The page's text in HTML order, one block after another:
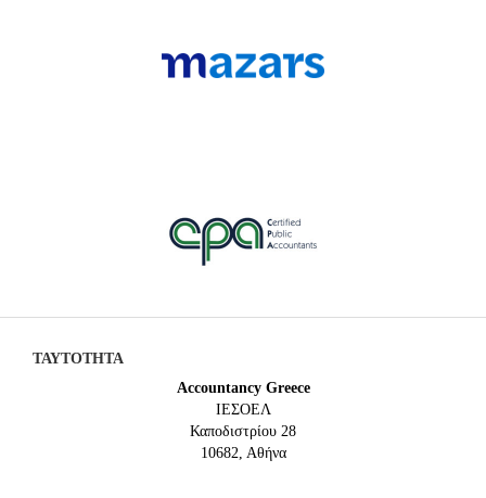
ΤΑΥΤΟΤΗΤΑ
Accountancy Greece
IEΣΟΕΛ
Καποδιστρίου 28
10682, Αθήνα